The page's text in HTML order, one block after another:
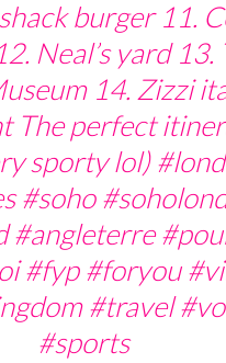
burger 11.
Neal’s yard 13.
14. Zizzi
The perfect
sporty lol)
#soho
#angleterre
#fyp #foryou
#travel
#sports